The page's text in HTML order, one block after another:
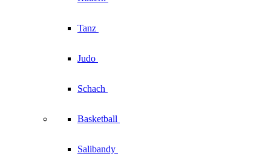
Tanz
Judo
Schach
Basketball
Salibandy